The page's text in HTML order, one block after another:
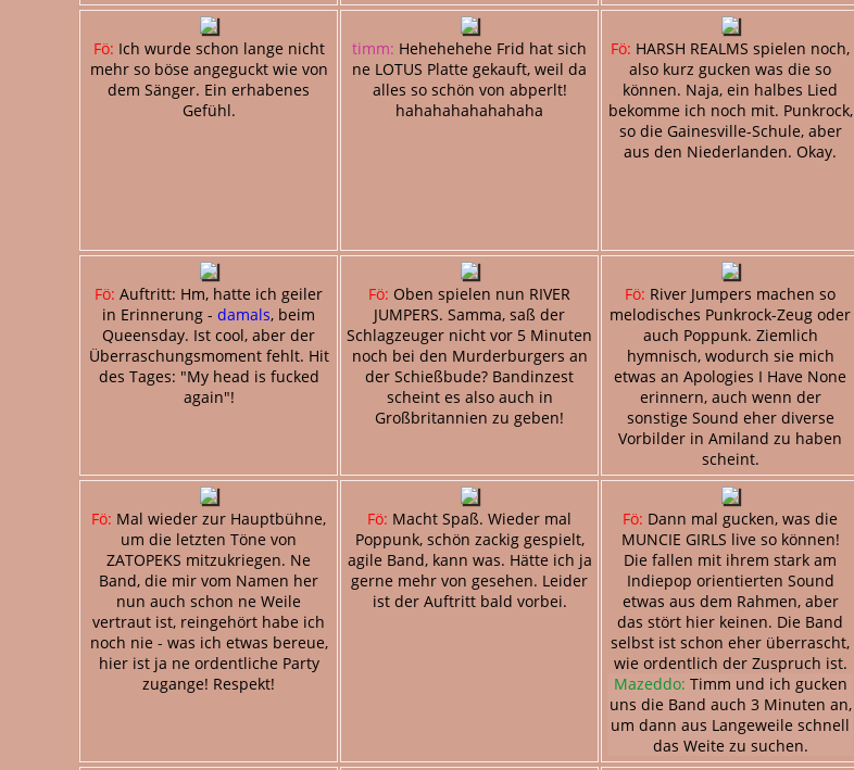
Fö: Ich wurde schon lange nicht
mehr so böse angeguckt wie von
dem Sänger. Ein erhabenes
Gefühl.
timm: Hehehehehe Frid hat sich
ne LOTUS Platte gekauft, weil da
alles so schön von abperlt!
hahahahahahahaha
Fö: HARSH REALMS spielen noch,
also kurz gucken was die so
können. Naja, ein halbes Lied
bekomme ich noch mit. Punkrock,
so die Gainesville-Schule, aber
aus den Niederlanden. Okay.
Fö: Auftritt: Hm, hatte ich geiler
in Erinnerung - damals, beim
Queensday. Ist cool, aber der
Überraschungsmoment fehlt. Hit
des Tages: "My head is fucked
again"!
Fö: Oben spielen nun RIVER
JUMPERS. Samma, saß der
Schlagzeuger nicht vor 5 Minuten
noch bei den Murderburgers an
der Schießbude? Bandinzest
scheint es also auch in
Großbritannien zu geben!
Fö: River Jumpers machen so
melodisches Punkrock-Zeug oder
auch Poppunk. Ziemlich
hymnisch, wodurch sie mich
etwas an Apologies I Have None
erinnern, auch wenn der
sonstige Sound eher diverse
Vorbilder in Amiland zu haben
scheint.
Fö: Mal wieder zur Hauptbühne,
um die letzten Töne von
ZATOPEKS mitzukriegen. Ne
Band, die mir vom Namen her
nun auch schon ne Weile
vertraut ist, reingehört habe ich
noch nie - was ich etwas bereue,
hier ist ja ne ordentliche Party
zugange! Respekt!
Fö: Macht Spaß. Wieder mal
Poppunk, schön zackig gespielt,
agile Band, kann was. Hätte ich ja
gerne mehr von gesehen. Leider
ist der Auftritt bald vorbei.
Fö: Dann mal gucken, was die
MUNCIE GIRLS live so können!
Die fallen mit ihrem stark am
Indiepop orientierten Sound
etwas aus dem Rahmen, aber
das stört hier keinen. Die Band
selbst ist schon eher überrascht,
wie ordentlich der Zuspruch ist.
Mazeddo: Timm und ich gucken
uns die Band auch 3 Minuten an,
um dann aus Langeweile schnell
das Weite zu suchen.